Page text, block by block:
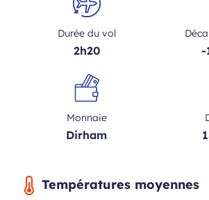
Durée du vol
2h20 -
Monnaie
Dirham
Températures moyennes